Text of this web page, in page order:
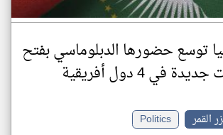
توسع حضورها الدبلوماسي بفتح
في 4 دول أفريقية
القمر
Politics